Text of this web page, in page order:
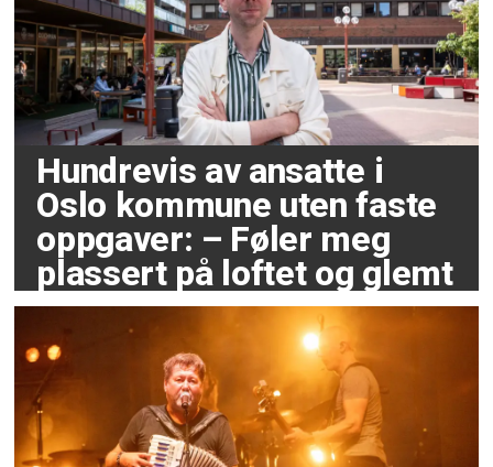
Hundrevis av ansatte i
Oslo kommune uten faste
oppgaver: – Føler meg
plassert på loftet og glemt